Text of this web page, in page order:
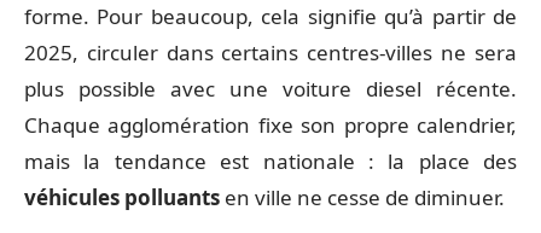
forme. Pour beaucoup, cela signifie qu’à partir de
2025, circuler dans certains centres-villes ne sera
plus possible avec une voiture diesel récente.
Chaque agglomération fixe son propre calendrier,
mais la tendance est nationale : la place des
véhicules polluants en ville ne cesse de diminuer.